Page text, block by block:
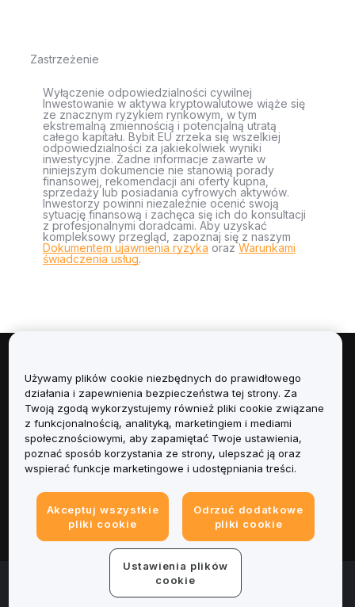
Zastrzeżenie
Wyłączenie odpowiedzialności cywilnej
Inwestowanie w aktywa kryptowalutowe wiąże się
ze znacznym ryzykiem rynkowym, w tym
ekstremalną zmiennością i potencjalną utratą
całego kapitału. Bybit EU zrzeka się wszelkiej
odpowiedzialności za jakiekolwiek wyniki
inwestycyjne. Żadne informacje zawarte w
niniejszym dokumencie nie stanowią porady
finansowej, rekomendacji ani oferty kupna,
sprzedaży lub posiadania cyfrowych aktywów.
Inwestorzy powinni niezależnie ocenić swoją
sytuację finansową i zachęca się ich do konsultacji
z profesjonalnymi doradcami. Aby uzyskać
kompleksowy przegląd, zapoznaj się z naszym
Dokumentem ujawnienia ryzyka orazWarunkami
świadczenia usług.
Informacje
Usługi
Obsługa Klienta
Informacje prawne
© 2025-2026 Bybit.eu. Wszystkie prawa zastrzeżone.
Używamy plików cookie niezbędnych do prawidłowego
działania i zapewnienia bezpieczeństwa tej strony. Za
Twoją zgodą wykorzystujemy również pliki cookie związane
z funkcjonalnością, analityką, marketingiem i mediami
społecznościowymi, aby zapamiętać Twoje ustawienia,
poznać sposób korzystania ze strony, ulepszać ją oraz
wspierać funkcje marketingowe i udostępniania treści.
Akceptuj wszystkie
pliki cookie
Odrzuć dodatkowe
pliki cookie
Ustawienia plików
cookie